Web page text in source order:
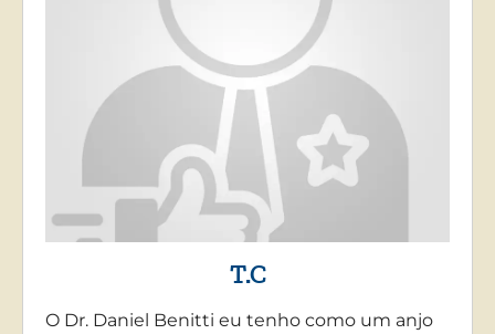
T.C
O Dr. Daniel Benitti eu tenho como um anjo